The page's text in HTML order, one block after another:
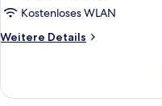
Kostenloses WLAN
Weitere Details
Weitere
Zimmer